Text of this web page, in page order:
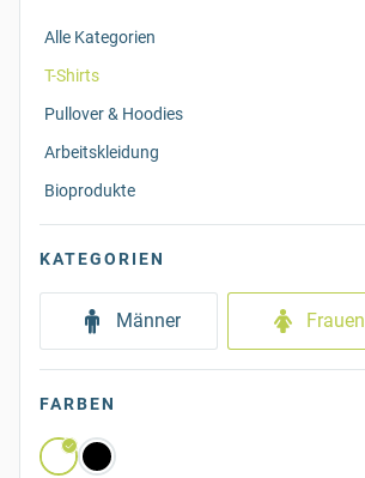
Alle Kategorien
T-Shirts
Pullover & Hoodies
Arbeitskleidung
Bioprodukte
KATEGORIEN
Männer Frauen
FARBEN